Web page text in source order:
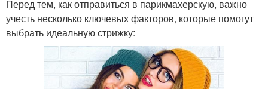
Перед тем, как отправиться в парикмахерскую, важно
учесть несколько ключевых факторов, которые помогут
выбрать идеальную стрижку: